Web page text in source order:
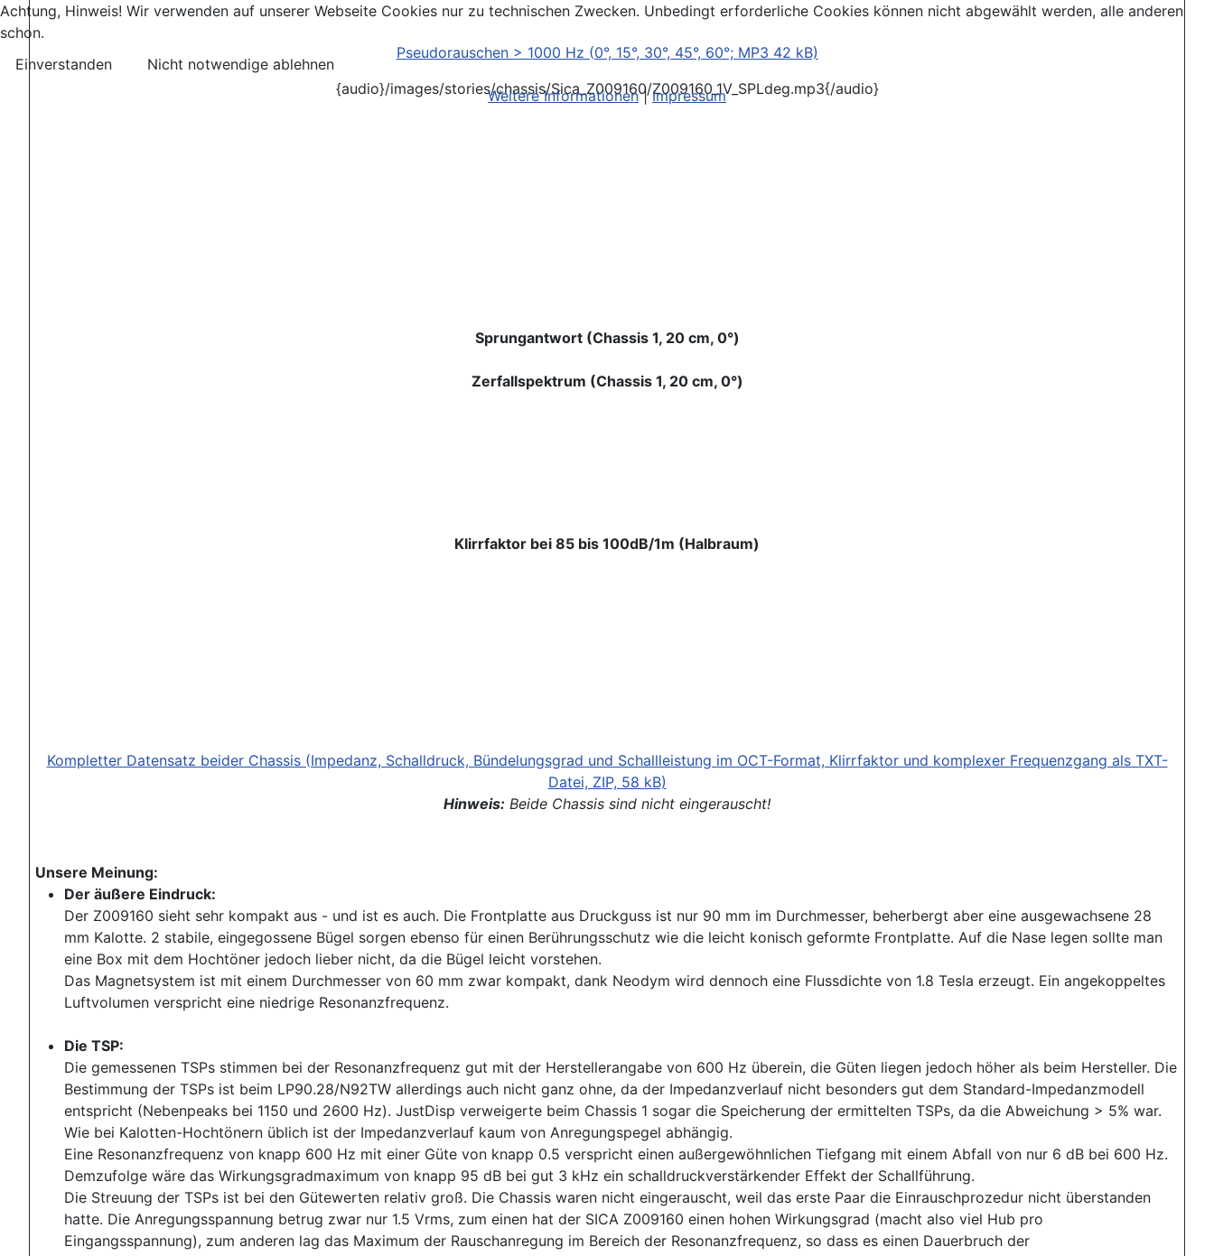
Pseudorauschen > 1000 Hz (0°, 15°, 30°, 45°, 60°; MP3 42 kB)
{audio}/images/stories/chassis/Sica_Z009160/Z009160_1V_SPLdeg.mp3{/audio}
Sprungantwort (Chassis 1, 20 cm, 0°)
Zerfallspektrum (Chassis 1, 20 cm, 0°)
Klirrfaktor bei 85 bis 100dB/1m (Halbraum)
Kompletter Datensatz beider Chassis (Impedanz, Schalldruck, Bündelungsgrad und Schallleistung im OCT-Format, Klirrfaktor und komplexer Frequenzgang als TXT-
Datei, ZIP, 58 kB)
Hinweis: Beide Chassis sind nicht eingerauscht!
Unsere Meinung:
Der äußere Eindruck:
Der Z009160 sieht sehr kompakt aus - und ist es auch. Die Frontplatte aus Druckguss ist nur 90 mm im Durchmesser, beherbergt aber eine ausgewachsene 28
mm Kalotte. 2 stabile, eingegossene Bügel sorgen ebenso für einen Berührungsschutz wie die leicht konisch geformte Frontplatte. Auf die Nase legen sollte man
eine Box mit dem Hochtöner jedoch lieber nicht, da die Bügel leicht vorstehen.
Das Magnetsystem ist mit einem Durchmesser von 60 mm zwar kompakt, dank Neodym wird dennoch eine Flussdichte von 1.8 Tesla erzeugt. Ein angekoppeltes
Luftvolumen verspricht eine niedrige Resonanzfrequenz.
Die TSP:
Die gemessenen TSPs stimmen bei der Resonanzfrequenz gut mit der Herstellerangabe von 600 Hz überein, die Güten liegen jedoch höher als beim Hersteller. Die
Bestimmung der TSPs ist beim LP90.28/N92TW allerdings auch nicht ganz ohne, da der Impedanzverlauf nicht besonders gut dem Standard-Impedanzmodell
entspricht (Nebenpeaks bei 1150 und 2600 Hz). JustDisp verweigerte beim Chassis 1 sogar die Speicherung der ermittelten TSPs, da die Abweichung > 5% war.
Wie bei Kalotten-Hochtönern üblich ist der Impedanzverlauf kaum von Anregungspegel abhängig.
Eine Resonanzfrequenz von knapp 600 Hz mit einer Güte von knapp 0.5 verspricht einen außergewöhnlichen Tiefgang mit einem Abfall von nur 6 dB bei 600 Hz.
Demzufolge wäre das Wirkungsgradmaximum von knapp 95 dB bei gut 3 kHz ein schalldruckverstärkender Effekt der Schallführung.
Die Streuung der TSPs ist bei den Gütewerten relativ groß. Die Chassis waren nicht eingerauscht, weil das erste Paar die Einrauschprozedur nicht überstanden
hatte. Die Anregungsspannung betrug zwar nur 1.5 Vrms, zum einen hat der SICA Z009160 einen hohen Wirkungsgrad (macht also viel Hub pro
Eingangsspannung), zum anderen lag das Maximum der Rauschanregung im Bereich der Resonanzfrequenz, so dass es einen Dauerbruch der
Achtung, Hinweis! Wir verwenden auf unserer Webseite Cookies nur zu technischen Zwecken. Unbedingt erforderliche Cookies können nicht abgewählt werden, alle anderen
schon.
Einverstanden
Nicht notwendige ablehnen
Weitere Informationen|Impressum